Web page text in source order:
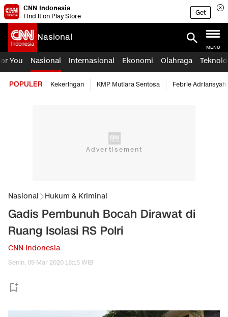
CNN Indonesia
Find it on Play Store
Get
Nasional
MENU
You Nasional Internasional Ekonomi Olahraga
POPULER Kekeringan KMP Mutiara Sentosa Febrie Adriansyah
Nasional Hukum & Kriminal
Gadis Pembunuh Bocah Dirawat di
Ruang Isolasi RS Polri
CNN Indonesia
Senin, 09 Mar 2020 18:15 WIB